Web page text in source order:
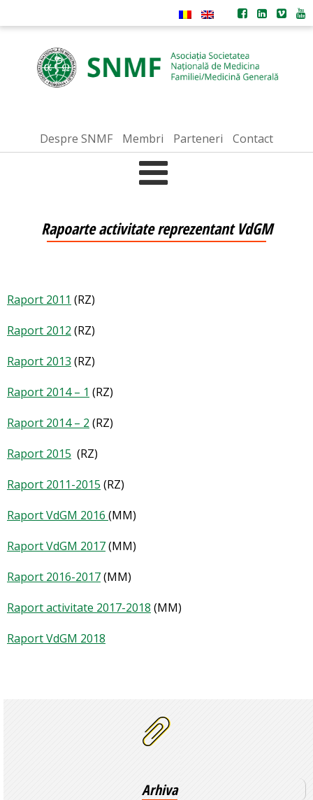
Despre SNMF Membri Parteneri Contact
Rapoarte activitate reprezentant VdGM
Raport 2011 (RZ)
Raport 2012 (RZ)
Raport 2013 (RZ)
Raport 2014 – 1 (RZ)
Raport 2014 – 2 (RZ)
Raport 2015 (RZ)
Raport 2011-2015 (RZ)
Raport VdGM 2016 (MM)
Raport VdGM 2017(MM)
Raport 2016-2017(MM)
Raport activitate 2017-2018 (MM)
Raport VdGM 2018
Arhiva